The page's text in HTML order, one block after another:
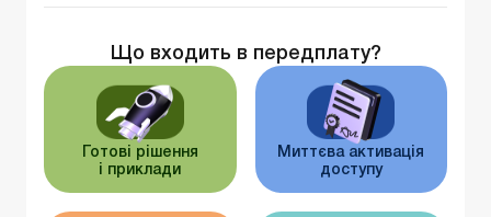
Що входить в передплату?
Готові рішення
і приклади
Миттєва активація
доступу